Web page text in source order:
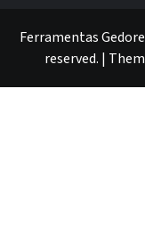
Ferramentas
reserved. |